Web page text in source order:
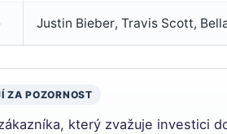
Justin Bieber, Travis Scott,
ZA POZORNOST
který zvažuje investici